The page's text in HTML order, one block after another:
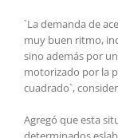
`La demanda de
muy buen ritmo,
sino además por
motorizado por la
cuadrado`,
Agregó que esta